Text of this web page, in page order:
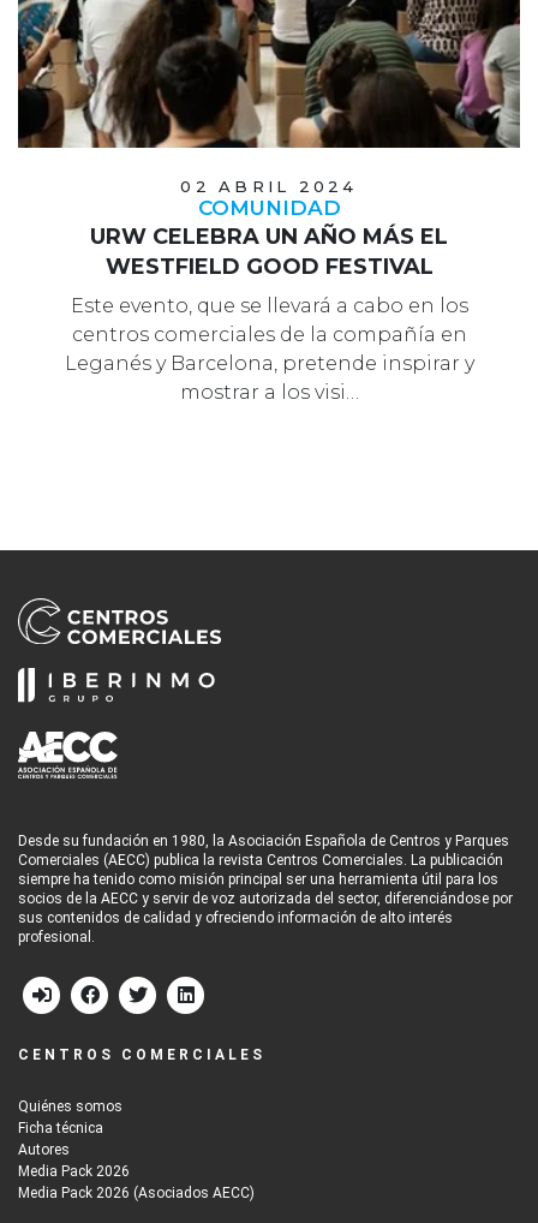
02 ABRIL 2024
COMUNIDAD
URW CELEBRA UN AÑO MÁS EL
WESTFIELD GOOD FESTIVAL
Este evento, que se llevará a cabo en los
centros comerciales de la compañía en
Leganés y Barcelona, pretende inspirar y
mostrar a los visi…
Desde su fundación en 1980, la Asociación Española de Centros y Parques
Comerciales (AECC) publica la revista Centros Comerciales. La publicación
siempre ha tenido como misión principal ser una herramienta útil para los
socios de la AECC y servir de voz autorizada del sector, diferenciándose por
sus contenidos de calidad y ofreciendo información de alto interés
profesional.
CENTROS COMERCIALES
Quiénes somos
Ficha técnica
Autores
Media Pack 2026
Media Pack 2026 (Asociados AECC)